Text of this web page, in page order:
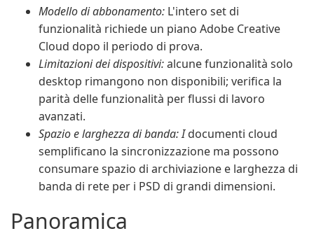
Modello di abbonamento: L'intero set di
funzionalità richiede un piano Adobe Creative
Cloud dopo il periodo di prova.
Limitazioni dei dispositivi:alcune funzionalità solo
desktop rimangono non disponibili; verifica la
parità delle funzionalità per flussi di lavoro
avanzati.
Spazio e larghezza di banda: Idocumenti cloud
semplificano la sincronizzazione ma possono
consumare spazio di archiviazione e larghezza di
banda di rete per i PSD di grandi dimensioni.
Panoramica